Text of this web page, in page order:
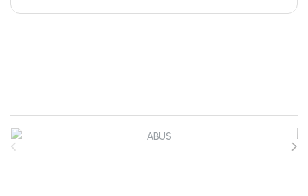
Brands Carousel